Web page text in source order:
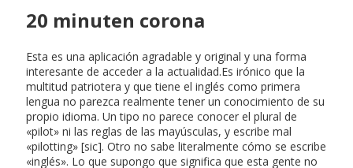
20 minuten corona
Esta es una aplicación agradable y original y una forma
interesante de acceder a la actualidad.Es irónico que la
multitud patriotera y que tiene el inglés como primera
lengua no parezca realmente tener un conocimiento de su
propio idioma. Un tipo no parece conocer el plural de
«pilot» ni las reglas de las mayúsculas, y escribe mal
«pilotting» [sic]. Otro no sabe literalmente cómo se escribe
«inglés». Lo que supongo que significa que esta gente no